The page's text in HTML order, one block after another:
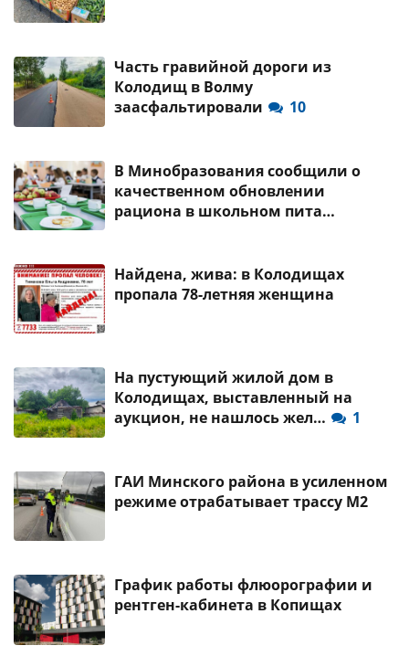
Часть гравийной дороги из
Колодищ в Волму
заасфальтировали
10
В Минобразования сообщили о
качественном обновлении
рациона в школьном пита…
Найдена, жива: в Колодищах
пропала 78-летняя женщина
На пустующий жилой дом в
Колодищах, выставленный на
аукцион, не нашлось жел…
1
ГАИ Минского района в усиленном
режиме отрабатывает трассу М2
График работы флюорографии и
рентген-кабинета в Копищах